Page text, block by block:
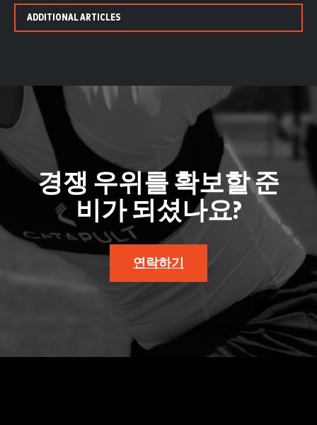
ADDITIONAL ARTICLES
경쟁 우위를 확보할 준
비가 되셨나요?
연락하기